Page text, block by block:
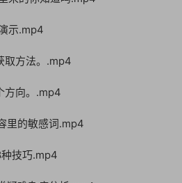
示.mp4
取方法。.mp4
方向。.mp4
里的敏感词.mp4
技巧.mp4